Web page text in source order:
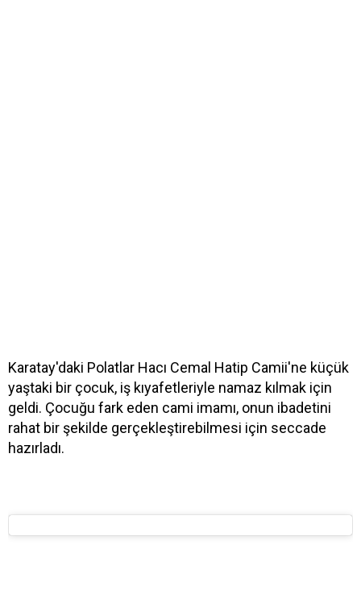
Karatay'daki Polatlar Hacı Cemal Hatip Camii'ne küçük
yaştaki bir çocuk, iş kıyafetleriyle namaz kılmak için
geldi. Çocuğu fark eden cami imamı, onun ibadetini
rahat bir şekilde gerçekleştirebilmesi için seccade
hazırladı.